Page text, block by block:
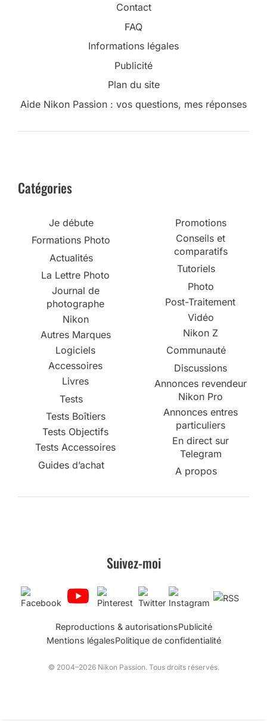
Contact
FAQ
Informations légales
Publicité
Plan du site
Aide Nikon Passion : vos questions, mes réponses
Catégories
Je débute
Formations Photo
Actualités
La Lettre Photo
Journal de
photographe
Nikon
Autres Marques
Logiciels
Accessoires
Livres
Tests
Tests Boîtiers
Tests Objectifs
Tests Accessoires
Guides d’achat
Promotions
Conseils et
comparatifs
Tutoriels
Photo
Post-Traitement
Vidéo
Nikon Z
Communauté
Discussions
Annonces revendeur
Nikon Pro
Annonces entres
particuliers
En direct sur
Telegram
A propos
Suivez-moi
Reproductions & autorisationsPublicité
Mentions légalesPolitique de confidentialité
© 2004–2026 Nikon Passion. Tous droits réservés.